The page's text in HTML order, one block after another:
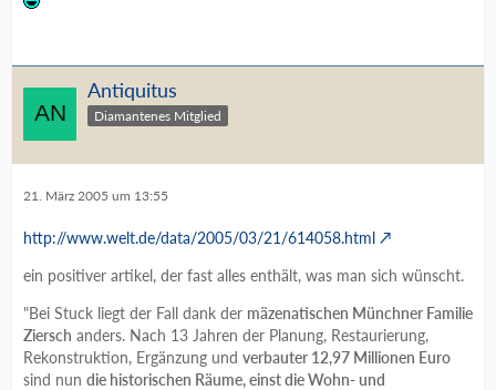
Antiquitus
Diamantenes Mitglied
21. März 2005 um 13:55
http://www.welt.de/data/2005/03/21/614058.html
ein positiver artikel, der fast alles enthält, was man sich wünscht.
"Bei Stuck liegt der Fall dank der mäzenatischen Münchner Familie
Ziersch anders. Nach 13 Jahren der Planung, Restaurierung,
Rekonstruktion, Ergänzung und verbauter 12,97 Millionen Euro
sind nun die historischen Räume, einst die Wohn- und